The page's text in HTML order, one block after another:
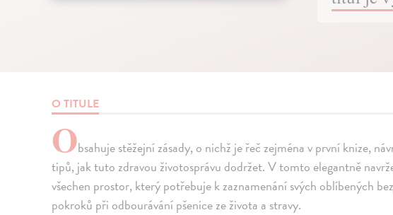
O TITULE
Obsahuje stěžejní zásady, o nichž je řeč zejména v první knize,
tipů, jak tuto zdravou životosprávu dodržet. V tomto elegantně
všechen prostor, který potřebuje k zaznamenání svých oblíbených
pokroků při odbourávání pšenice ze života a stravy.